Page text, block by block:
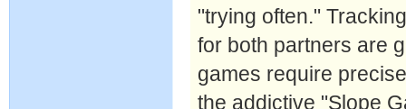
"trying often."
for both partners are
games require
the addictive "Slope